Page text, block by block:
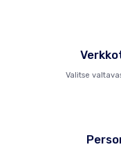
Valitse